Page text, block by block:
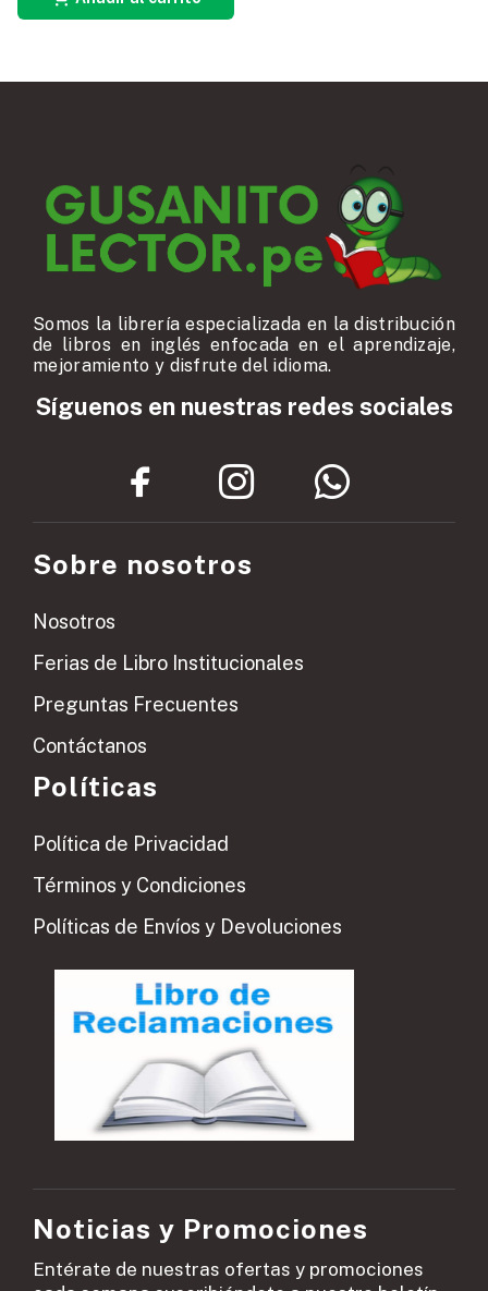
Somos la librería especializada en la distribución
de libros en inglés enfocada en el aprendizaje,
mejoramiento y disfrute del idioma.
Síguenos en nuestras redes sociales
Sobre nosotros
Nosotros
Ferias de Libro Institucionales
Preguntas Frecuentes
Contáctanos
Políticas
Política de Privacidad
Términos y Condiciones
Políticas de Envíos y Devoluciones
Noticias y Promociones
Entérate de nuestras ofertas y promociones